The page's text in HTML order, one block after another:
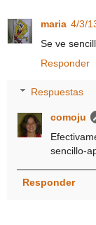
maria 4/3/
Se ve
Responder
Respuestas
comoju
sencillo-
Responder